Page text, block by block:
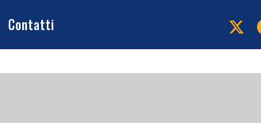
Contatti